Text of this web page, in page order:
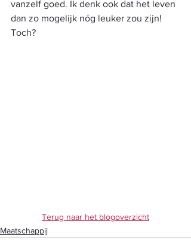
vanzelf goed. Ik denk ook dat het leven
dan zo mogelijk nóg leuker zou zijn!
Toch?
Terug naar het blogoverzicht
Maatschappij